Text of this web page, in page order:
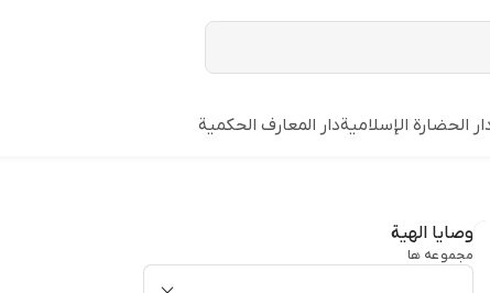
الحضارة الإسلامیةدار المعارف الحکمیة
وصایا الهیة
مجموعه ها